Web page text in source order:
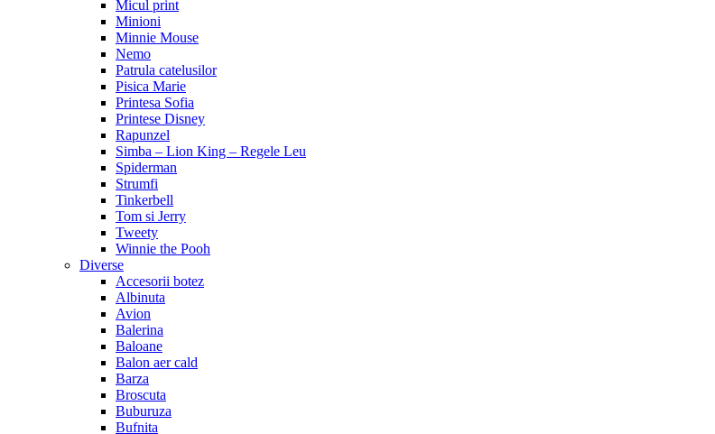
Micul print
Minioni
Minnie Mouse
Nemo
Patrula catelusilor
Pisica Marie
Printesa Sofia
Printese Disney
Rapunzel
Simba – Lion King – Regele Leu
Spiderman
Strumfi
Tinkerbell
Tom si Jerry
Tweety
Winnie the Pooh
Diverse
Accesorii botez
Albinuta
Avion
Balerina
Baloane
Balon aer cald
Barza
Broscuta
Buburuza
Bufnita